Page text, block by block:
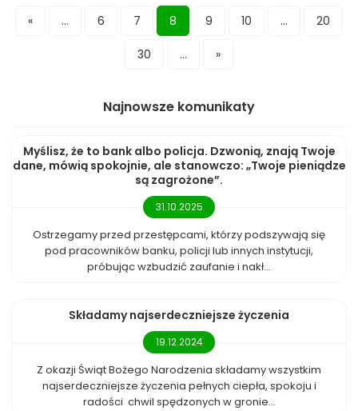
« ... 6 7 8 9 10 ... 20
30 ... »
Najnowsze komunikaty
Myślisz, że to bank albo policja. Dzwonią, znają Twoje
dane, mówią spokojnie, ale stanowczo: „Twoje pieniądze
są zagrożone”.
31.10.2025
Ostrzegamy przed przestępcami, którzy podszywają się
pod pracowników banku, policji lub innych instytucji,
próbując wzbudzić zaufanie i nakł...
Składamy najserdeczniejsze życzenia
19.12.2024
Z okazji Świąt Bożego Narodzenia składamy wszystkim
najserdeczniejsze życzenia pełnych ciepła, spokoju i
radości chwil spędzonych w gronie...